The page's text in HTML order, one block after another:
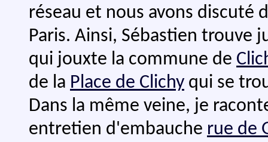
réseau et nous avons discuté
Paris. Ainsi, Sébastien trouve
qui jouxte la commune de
de la Place de Clichy qui se
Dans la même veine, je
entretien d'embauche rue de